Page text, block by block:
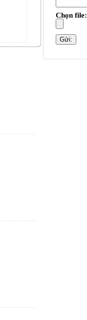
Chọn file: